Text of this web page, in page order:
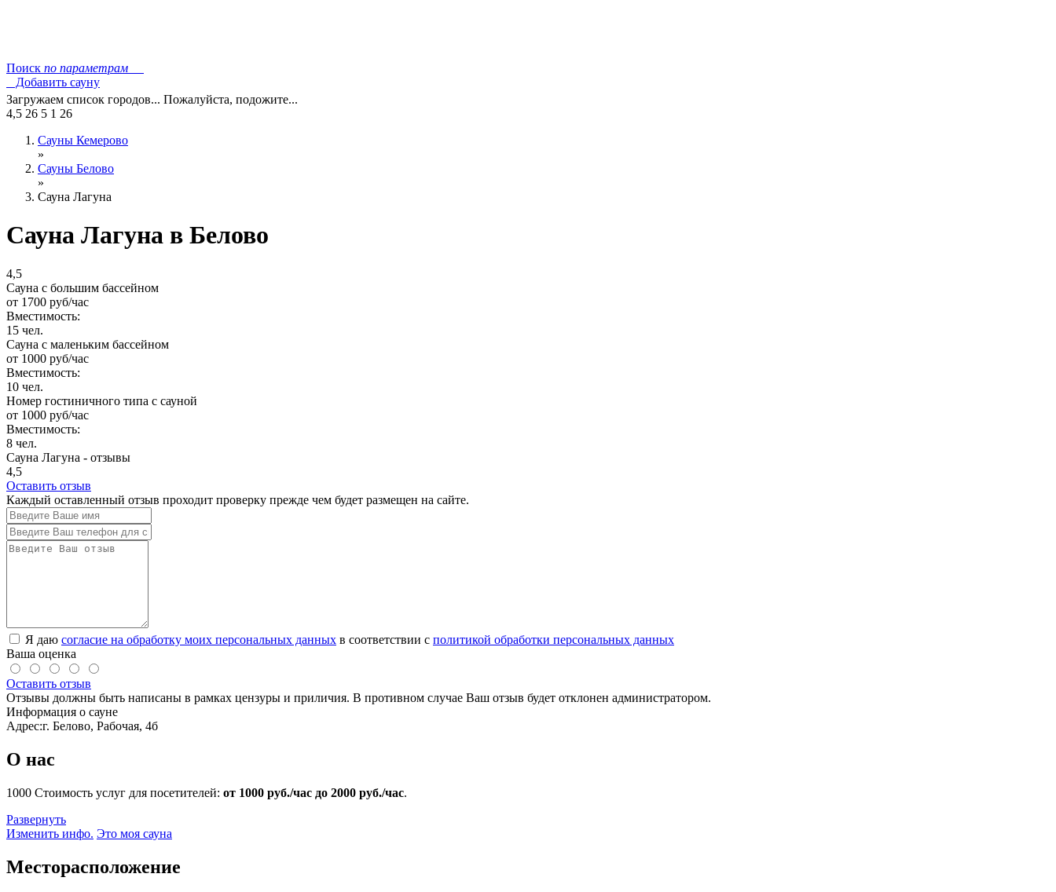
Поиск по параметрам
Добавить сауну
Загружаем список городов... Пожалуйста, подожите...
4,5 26 5 1 26
Сауны Кемерово
»
Сауны Белово
»
Сауна Лагуна
Сауна Лагуна в Белово
4,5
Сауна с большим бассейном
от 1700 руб/час
Вместимость:
15 чел.
Сауна с маленьким бассейном
от 1000 руб/час
Вместимость:
10 чел.
Номер гостиничного типа с сауной
от 1000 руб/час
Вместимость:
8 чел.
Сауна Лагуна - отзывы
4,5
Оставить отзыв
Каждый оставленный отзыв проходит проверку прежде чем будет размещен на сайте.
Я даю согласие на обработку моих персональных данных в соответствии с политикой обработки персональных данных
Ваша оценка
Оставить отзыв
Отзывы должны быть написаны в рамках цензуры и приличия. В противном случае Ваш отзыв будет отклонен администратором.
Информация о сауне
Адрес:г. Белово, Рабочая, 4б
О нас
1000 Стоимость услуг для посетителей: от 1000 руб./час до 2000 руб./час.
Развернуть
Изменить инфо. Это моя сауна
Месторасположение